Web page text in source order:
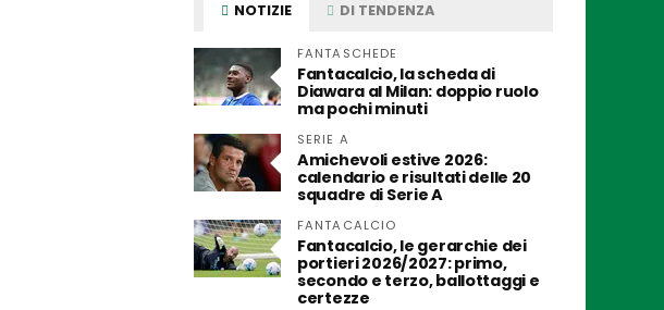
NOTIZIE DI TENDENZA
FANTASCHEDE
Fantacalcio, la scheda di
Diawara al Milan: doppio ruolo
ma pochi minuti
SERIE A
Amichevoli estive 2026:
calendario e risultati delle 20
squadre di Serie A
FANTACALCIO
Fantacalcio, le gerarchie dei
portieri 2026/2027: primo,
secondo e terzo, ballottaggi e
certezze